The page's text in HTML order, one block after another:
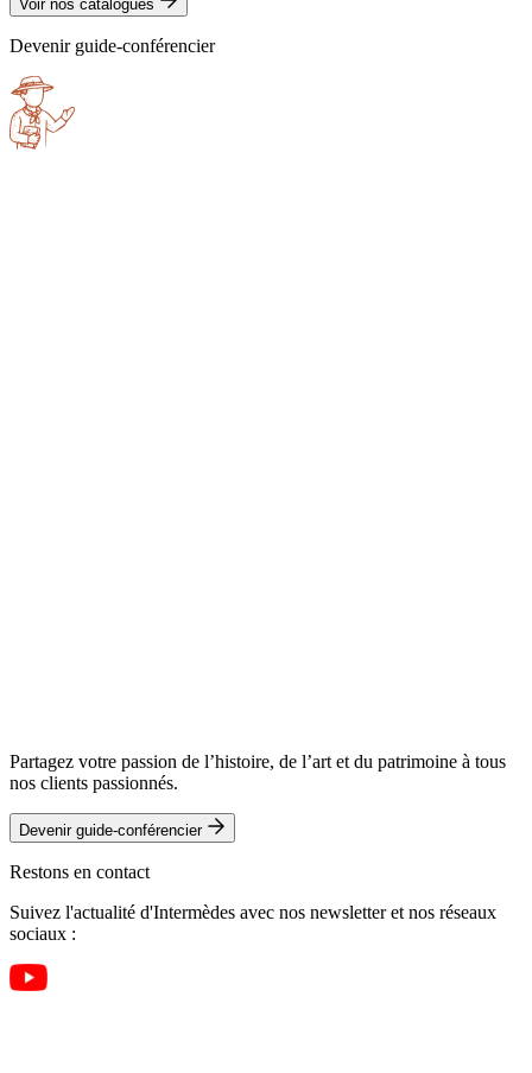
Voir nos catalogues
Devenir guide-conférencier
Partagez votre passion de l’histoire, de l’art et du patrimoine à tous
nos clients passionnés.
Devenir guide-conférencier
Restons en contact
Suivez l'actualité d'Intermèdes avec nos newsletter et nos réseaux
sociaux :